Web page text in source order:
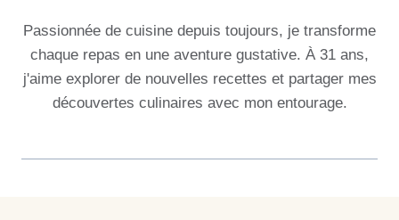
Passionnée de cuisine depuis toujours, je transforme
chaque repas en une aventure gustative. À 31 ans,
j'aime explorer de nouvelles recettes et partager mes
découvertes culinaires avec mon entourage.